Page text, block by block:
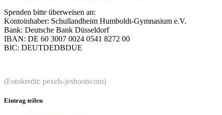
Spenden bitte überweisen an:
Kontoinhaber: Schullandheim Humboldt-Gymnasium e.V.
Bank: Deutsche Bank Düsseldorf
IBAN: DE 60 3007 0024 0541 8272 00
BIC: DEUTDEDBDUE
(Fotokredit: pexels-jeshootscom)
Eintrag teilen